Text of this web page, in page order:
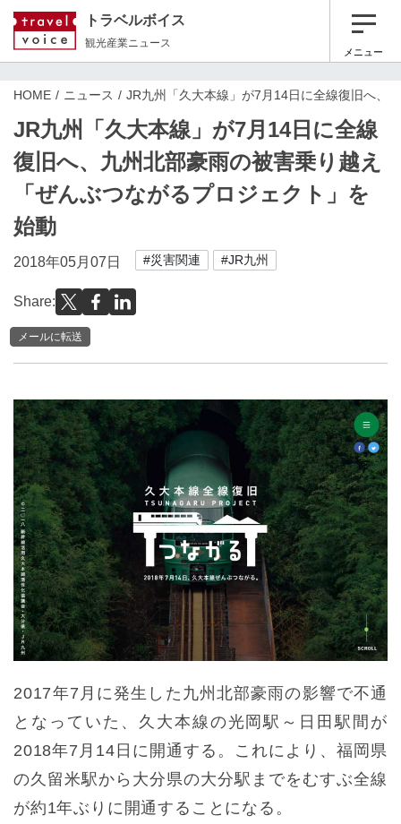
トラベルボイス
観光産業ニュース
メニュー
HOME ニュース JR九州「久大本線」が7月14日に全線復旧へ、
JR九州「久大本線」が7月14日に全線
復旧へ、九州北部豪雨の被害乗り越え
「ぜんぶつながるプロジェクト」を
始動
2018年05月07日 #災害関連 #JR九州
Share:
メールに転送
2017年7月に発生した九州北部豪雨の影響で不通
となっていた、久大本線の光岡駅～日田駅間が
2018年7月14日に開通する。これにより、福岡県
の久留米駅から大分県の大分駅までをむすぶ全線
が約1年ぶりに開通することになる。